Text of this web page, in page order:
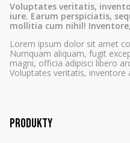
Voluptates veritatis,
iure. Earum perspiciatis,
mollitia cum nihil!
Lorem ipsum dolor sit amet
Numquam aliquam, fugit
magni, officia adipisci libero
Voluptates veritatis, inventore
Produkty